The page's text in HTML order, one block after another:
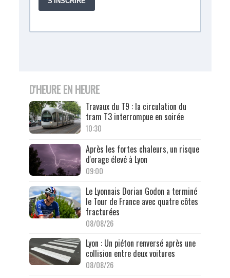
D'HEURE EN HEURE
Travaux du T9 : la circulation du
tram T3 interrompue en soirée
10:30
Après les fortes chaleurs, un risque
d'orage élevé à Lyon
09:00
Le Lyonnais Dorian Godon a terminé
le Tour de France avec quatre côtes
fracturées
08/08/26
Lyon : Un piéton renversé après une
collision entre deux voitures
08/08/26